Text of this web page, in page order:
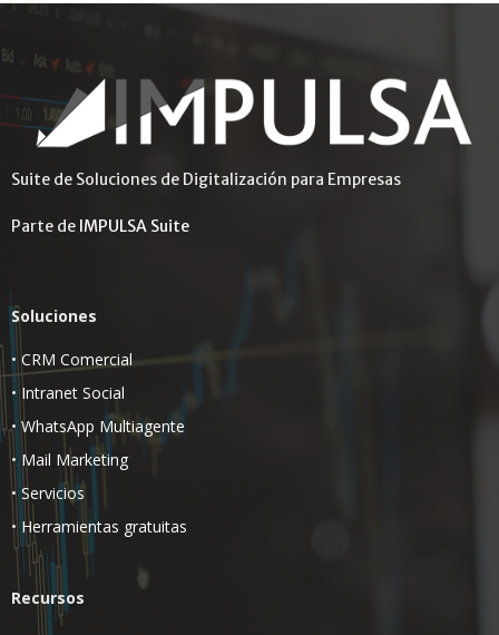
Suite de Soluciones de Digitalización para Empresas
Parte de IMPULSA Suite
Soluciones
•CRM Comercial
• Intranet Social
• WhatsApp Multiagente
• Mail Marketing
• Servicios
• Herramientas gratuitas
Recursos